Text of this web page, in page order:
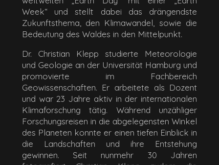
Week“ und stellt dabei das drängendste
Zukunftsthema, den Klimawandel, sowie die
Bedeutung des Waldes in den Mittelpunkt.
Dr. Christian Klepp studierte Meteorologie
und Geologie an der Universität Hamburg und
promovierte im Fachbereich
Geowissenschaften. Er arbeitete als Dozent
und war 23 Jahre aktiv in der internationalen
Klimaforschung tätig. Während unzähliger
Forschungsreisen in die abgelegensten Winkel
des Planeten konnte er einen tiefen Einblick in
die Landschaften und ihre Entstehung
gewinnen. Seit nunmehr 30 Jahren